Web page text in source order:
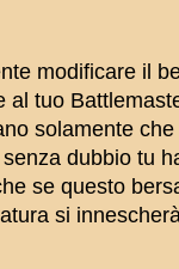
modificare il
al tuo
solamente
dubbio tu
se questo
si